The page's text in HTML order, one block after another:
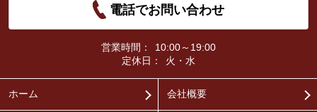
電話でお問い合わせ
営業時間：
10:00～19:00
定休日：
火・水
ホーム 会社概要